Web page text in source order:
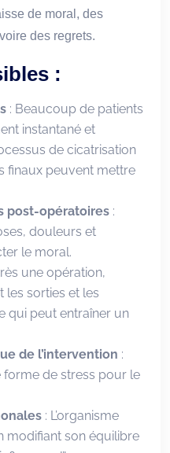
de moral, des
des regrets.
:
: Beaucoup de patients
instantané et
de cicatrisation
finaux peuvent mettre
post-opératoires :
douleurs et
le moral.
une opération,
les sorties et les
qui peut entraîner un
de l’intervention :
forme de stress pour le
: L’organisme
modifiant son équilibre